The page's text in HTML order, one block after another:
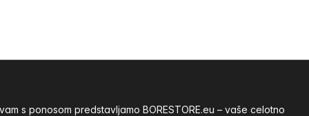
s ponosom predstavljamo BORESTORE.eu – vaše celotno